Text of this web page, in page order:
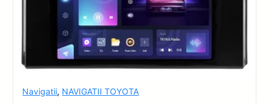
Navigatii, NAVIGATII TOYOTA